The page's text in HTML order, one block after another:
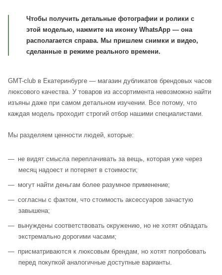
Чтобы получить детальные фотографии и ролики с
этой моделью, нажмите на иконку WhatsApp — она
располагается справа. Мы пришлем снимки и видео,
сделанные в режиме реального времени.
GMT-club в Екатеринбурге — магазин дубликатов брендовых часов
люксового качества. У товаров из ассортимента невозможно найти
изъяны даже при самом детальном изучении. Все потому, что
каждая модель проходит строгий отбор нашими специалистами.
Мы разделяем ценности людей, которые:
не видят смысла переплачивать за вещь, которая уже через
месяц надоест и потеряет в стоимости;
могут найти деньгам более разумное применение;
согласны с фактом, что стоимость аксессуаров зачастую
завышена;
вынуждены соответствовать окружению, но не хотят обладать
экстремально дорогими часами;
присматриваются к люксовым брендам, но хотят попробовать
перед покупкой аналогичные доступные варианты.